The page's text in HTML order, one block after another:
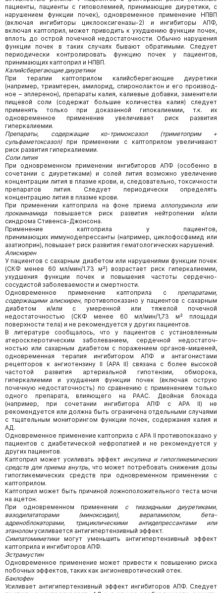
пациенты, пациенты с гиповолемией, принимающие диуретики, с
нарушением функции почек), одновременное применение НПВП
(включая ингибиторы циклооксигеназы-2) и ингибиторы АПФ,
включая каптоприл, может приводить к ухудшению функции почек,
вплоть до острой почечной недостаточности. Обычно нарушения
функции почек в таких случаях бывают обратимыми. Следует
периодически контролировать функцию почек у пациентов,
принимающих каптоприл и НПВП.
Калийсберегающие диуретики
При терапии каптоприлом калийсберегающие диуретики
(например, триамтерен, амилорид, спиронолактон и его производ­
ное – эплеренон), препараты калия, калиевые добавки, заменители
пищевой соли (содержат большие количества калия) следует
применять только при доказанной гипокалиемии, т.к. их
одновременное применение увеличивает риск развития
гиперкалиемии.
Препараты, содержащие ко-тримоксазол (триметоприм +
сульфаметоксазол)при применении с каптоприлом увеличи­вают
риск развития гиперкалиемии.
Соли лития
При одновременном применении ингибиторов АПФ (особенно в
сочетании с диуретиками) и солей лития возможно увеличе­ние
концентрации лития в плазме крови, и, следовательно, токсичности
препаратов лития. Следует периодически определять
концентрацию лития в плазме крови.
При применении каптоприла на фоне приема аллопуринола или
прокаинамида повышается риск развития нейтропении и/или
синдрома Стивенса-Джонсона.
Применение каптоприла у пациентов,
принимающих иммунодепрессанты (например, циклофосфамид или
азатиоприн), повышает риск развития гематологических нарушений.
Алискирен
У пациентов с сахарным диабетом или нарушениями функции почек
(СКФ менее 60 мл/мин/1.73 м²) возрастает риск гиперкалиемии,
ухудшения функции почек и повышения частоты сердечно-
сосудистой заболеваемости и смертности.
Одновременное применение каптоприла с препаратами,
содержащими алискирен, противопоказано у пациентов с сахарным
диабетом и/или с умеренной или тяжелой почечной
недостаточностью (СКФ менее 60 мл/мин/1,73 м² площади
поверхности тела) и не рекомендуется у других пациентов.
В литературе сообщалось, что у пациентов с установленным
атеросклеротическим заболеванием, сердечной недостаточ­
ностью или сахарным диабетом с поражением органов-мишеней,
одновременная терапия ингибитором АПФ и антагониста­ми
рецепторов к ангиотензину II (АРА II) связана с более высокой
частотой развития артериальной гипотензии, обморока,
гиперкалиемии и ухудшения функции почек (включая острую
почечную недостаточность) по сравнению с применением только
одного препарата, влияющего на РААС. Двойная блокада
(например, при сочетании ингибитора АПФ с АРА II) не
рекомендуется или должна быть ограничена отдельными случаями
с тщательным мониторингом функции почек, содержа­ния калия и
АД.
Одновременное применение каптоприла с АРА II противопоказано у
пациентов с диабетической нефропатией и не рекомендуется у
других пациентов.
Каптоприл может усиливать эффект инсулина и гипогликемических
средств для приема внутрь, что может потребовать снижения дозы
гипогликемических средств при одновременном применении с
каптоприлом.
Каптоприл может быть причиной ложноположительного теста мочи
на ацетон.
При одновременном применении с тиазидными диуретиками,
вазодилататорами (миноксидил), верапамилом, бета-
адреноблокаторами, трициклическими антидепрессантами или
этаноломусиливается антигипертензивный эффект.
Симпатомиметикимогут уменьшить антигипертензивный эффект
каптоприла и ингибиторов АПФ.
Эстрамустин
Одновременное применение может привести к повышению риска
побочных эффектов, таких как ангионевротический отек.
Баклофен
Усиливает антигипертензивный эффект ингибиторов АПФ. Следует